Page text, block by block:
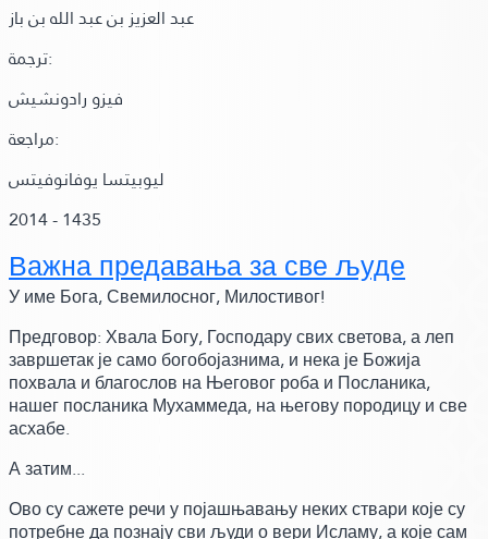
عبد العزيز بن عبد الله بن باز
ترجمة:
فيزو رادونشيش
مراجعة:
ليوبيتسا يوفانوفيتس
2014 - 1435
Важна предавања за све људе
У име Бога, Свемилосног, Милостивог!
Предговор: Хвала Богу, Господару свих светова, а леп
завршетак је само богобојазнима, и нека је Божија
похвала и благослов на Његовог роба и Посланика,
нашег посланика Мухаммеда, на његову породицу и све
асхабе.
А затим...
Ово су сажете речи у појашњавању неких ствари које су
потребне да познају сви људи о вери Исламу,а које сам